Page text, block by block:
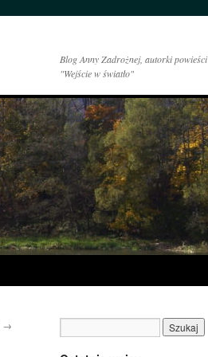
Blog Anny Zadrożnej, autorki powieści
"Wejście w światło"
→